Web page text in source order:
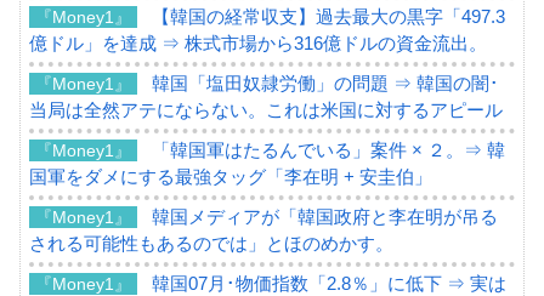
『Money1』
【韓国の経常収支】過去最大の黒字「497.3
億ドル」を達成 ⇒ 株式市場から316億ドルの資金流出。
『Money1』
韓国「塩田奴隷労働」の問題 ⇒ 韓国の闇･
当局は全然アテにならない。これは米国に対するアピール
『Money1』
「韓国軍はたるんでいる」案件 × ２。⇒ 韓
国軍をダメにする最強タッグ「李在明 + 安圭伯」
『Money1』
韓国メディアが「韓国政府と李在明が吊る
される可能性もあるのでは」とほのめかす。
『Money1』
韓国07月･物価指数「2.8％」に低下 ⇒ 実は